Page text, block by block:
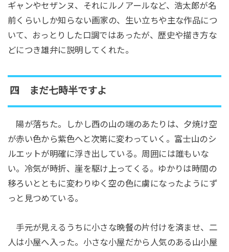
ギャンやセザンヌ、それにルノアールなど、浩太郎が名
前くらいしか知らない画家の、生い立ちや主な作品につ
いて、おっとりした口調ではあったが、歴史や描き方な
どにつき雄弁に説明してくれた。
四 まだ七時半ですよ
陽が落ちた。しかし西の山の端のあたりは、夕焼け空
が赤い色から紫色へと次第に変わっていく。富士山のシ
ルエットが明確に浮き出している。周囲には誰もいな
い。冷気が時折、崖を駆け上ってくる。ゆかりは時間の
移ろいとともに変わりゆく空の色に虜になったようにず
っと見つめている。
手元が見えるうちに小さな晩餐の片付けを済ませ、二
人は小屋へ入った。小さな小屋だから人気のある山小屋